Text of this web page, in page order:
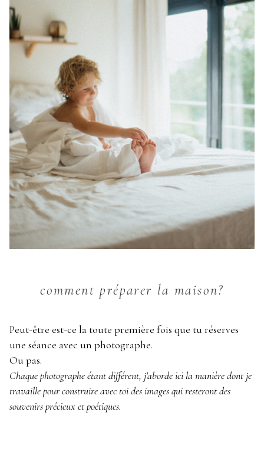
comment préparer la maison?
Peut-être est-ce la toute première fois que tu réserves
une séance avec un photographe.
Ou pas.
Chaque photographe étant différent, j'aborde ici la manière dont je
travaille pour construire avec toi des images qui resteront des
souvenirs précieux et poétiques.